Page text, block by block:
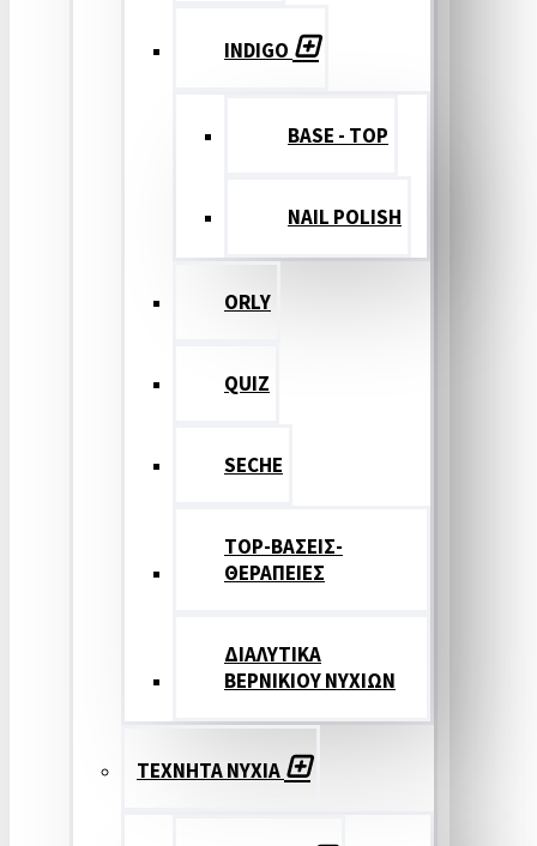
INDIGO
BASE - TOP
NAIL POLISH
ORLY
QUIZ
SECHE
TOP-ΒΑΣΕΙΣ-
ΘΕΡΑΠΕΙΕΣ
ΔΙΑΛΥΤΙΚΑ
ΒΕΡΝΙΚΙΟΥ ΝΥΧΙΩΝ
ΤΕΧΝΗΤΑ ΝΥΧΙΑ